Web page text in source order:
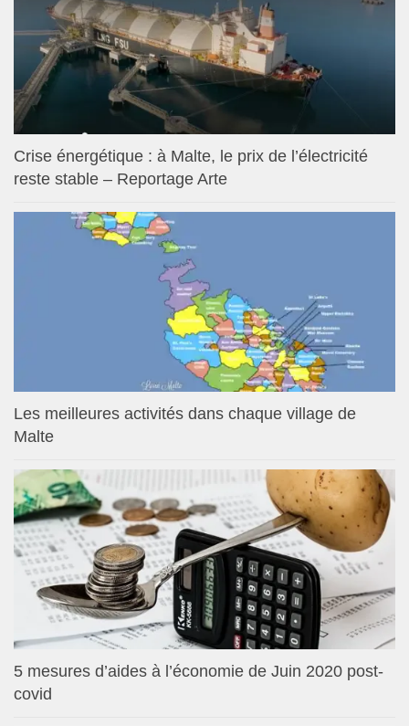
Crise énergétique : à Malte, le prix de l’électricité
reste stable – Reportage Arte
Les meilleures activités dans chaque village de
Malte
5 mesures d’aides à l’économie de Juin 2020 post-
covid